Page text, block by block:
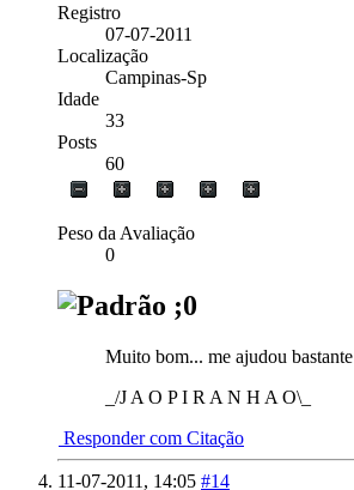
Registro
07-07-2011
Localização
Campinas-Sp
Idade
33
Posts
60
Peso da Avaliação
0
;0
Muito bom... me ajudou bastante
_/J A O P I R A N H A O\_
Responder com Citação
11-07-2011, 14:05 #14